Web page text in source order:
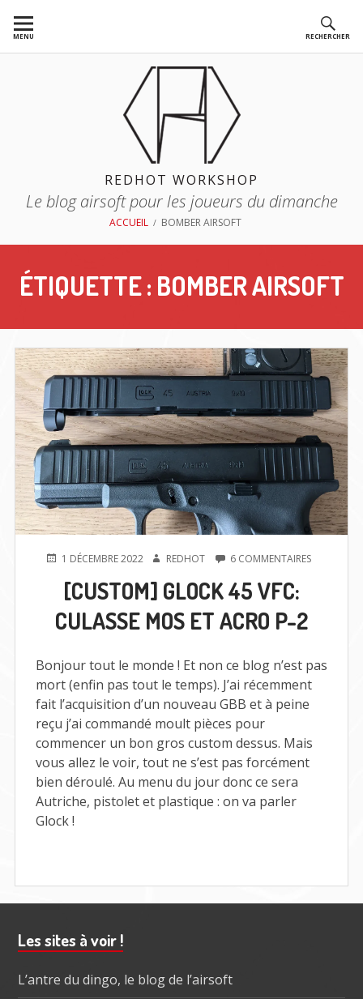
auMENU RECHERCHER
REDHOT WORKSHOP
Le blog airsoft pour les joueurs du dimanche
ACCUEIL BOMBER AIRSOFT
ÉTIQUETTE : BOMBER AIRSOFT
PUBLIÉ1 DÉCEMBRE 2022 AUTEUR
REDHOT 6 COMMENTAIRESSUR
ET
ACRO
P-
[CUSTOM] GLOCK 45 VFC:
CULASSE MOS ET ACRO P-2
Bonjour tout le monde ! Et non ce blog n’est pas
mort (enfin pas tout le temps). J’ai récemment
fait l’acquisition d’un nouveau GBB et à peine
reçu j’ai commandé moult pièces pour
commencer un bon gros custom dessus. Mais
vous allez le voir, tout ne s’est pas forcément
bien déroulé. Au menu du jour donc ce sera
Autriche, pistolet et plastique : on va parler
Glock !
Barre
subsidiaire
Les sites à voir !
L’antre du dingo, le blog de l’airsoft